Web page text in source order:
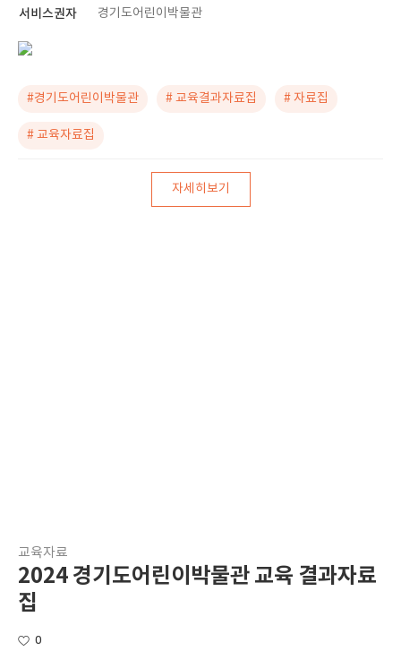
서비스권자 경기도어린이박물관
#경기도어린이박물관 # 교육결과자료집 # 자료집
# 교육자료집
자세히보기
교육자료
2024 경기도어린이박물관 교육 결과자료
집
0